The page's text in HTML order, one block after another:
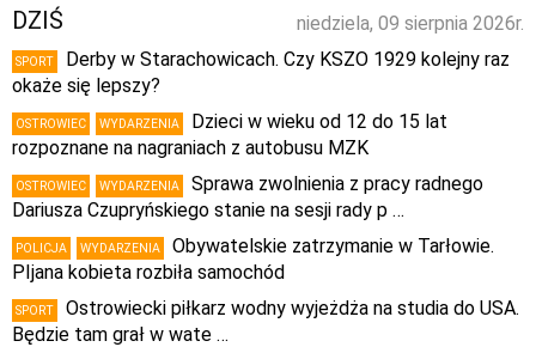
niedziela, 09 sierpnia 2026r.
DZIŚ
SPORT
Derby w Starachowicach. Czy KSZO 1929 kolejny raz
okaże się lepszy?
OSTROWIEC WYDARZENIA
Dzieci w wieku od 12 do 15 lat
rozpoznane na nagraniach z autobusu MZK
OSTROWIEC WYDARZENIA
Sprawa zwolnienia z pracy radnego
Dariusza Czupryńskiego stanie na sesji rady p …
POLICJA WYDARZENIA
Obywatelskie zatrzymanie w Tarłowie.
PIjana kobieta rozbiła samochód
SPORT
Ostrowiecki piłkarz wodny wyjeżdża na studia do USA.
Będzie tam grał w wate …